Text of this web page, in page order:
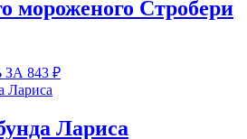
мороженого Стробери
843 ₽
Лариса